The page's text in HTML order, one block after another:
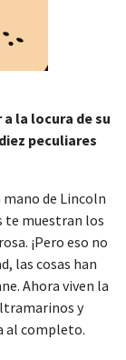
la locura de su
peculiares
mano de Lincoln
te muestran los
¡Pero eso no
las cosas han
Ahora viven la
y
al completo.